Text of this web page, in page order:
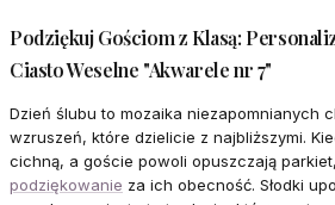
Podziękuj Gościom z Klasą:
Ciasto Weselne "Akwarele nr 7"
Dzień ślubu to mozaika niezapomnianych
wzruszeń, które dzielicie z najbliższymi.
cichną, a goście powoli opuszczają
podziękowanie za ich obecność. Słodki